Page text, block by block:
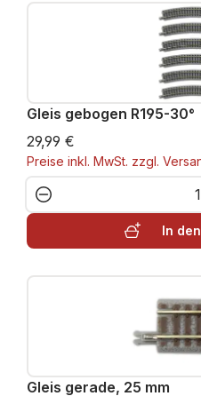
Gleis gebogen R195-30°
29,99 €
Preise inkl. MwSt. zzgl.
Produkt Anzahl:
In
Gleis gerade, 25 mm